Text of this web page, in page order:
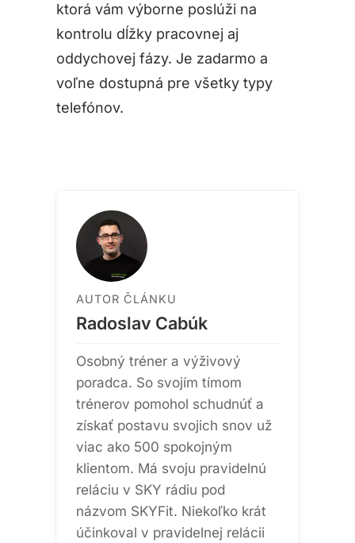
ktorá vám výborne poslúži na
kontrolu dĺžky pracovnej aj
oddychovej fázy. Je zadarmo a
voľne dostupná pre všetky typy
telefónov.
AUTOR ČLÁNKU
Radoslav Cabúk
Osobný tréner a výživový
poradca. So svojím tímom
trénerov pomohol schudnúť a
získať postavu svojich snov už
viac ako 500 spokojným
klientom. Má svoju pravidelnú
reláciu v SKY rádiu pod
názvom SKYFit. Niekoľko krát
účinkoval v pravidelnej relácii